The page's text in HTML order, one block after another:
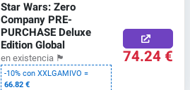
Star Wars: Zero
Company PRE-
PURCHASE Deluxe
Edition Global
en existencia 🏴
-10% con XXLGAMIVO =
66.82 €
74.24 €